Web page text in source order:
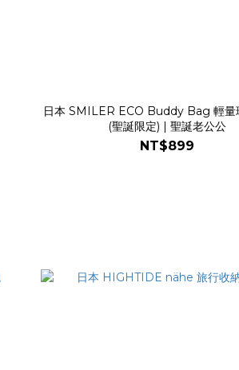
日本 SMILER ECO Buddy Bag 輕量
(聖誕限定) | 聖誕老公公
NT$899